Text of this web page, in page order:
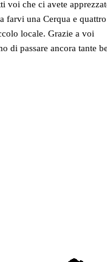
voi che ci avete
farvi una Cerqua e quattro
locale. Grazie a voi
di passare ancora tante